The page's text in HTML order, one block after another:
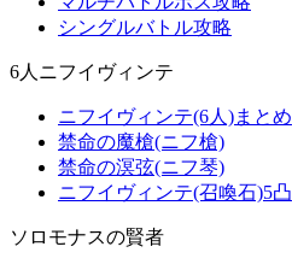
シングルバトル攻略
6人ニフイヴィンテ
ニフイヴィンテ(6人)まとめ
禁命の魔槍(ニフ槍)
禁命の溟弦(ニフ琴)
ニフイヴィンテ(召喚石)5凸
ソロモナスの賢者